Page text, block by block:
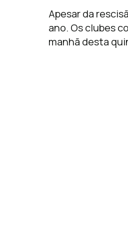
Apesar da
ano. Os clubes
manhã desta